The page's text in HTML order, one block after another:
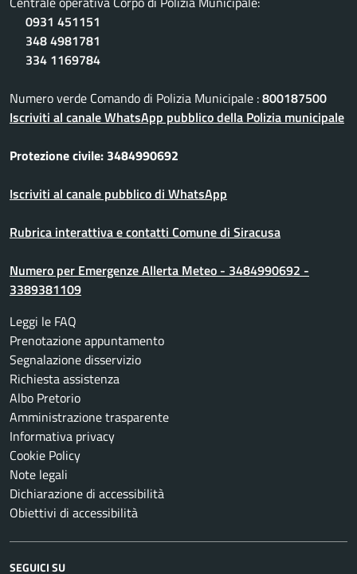
0931 451151
348 4981781
334 1169784
Numero verde Comando di Polizia Municipale :800187500
Iscriviti al canale WhatsApp pubblico della Polizia municipale
Protezione civile: 3484990692
Iscriviti al canale pubblico di WhatsApp
Rubrica interattiva e contatti Comune di Siracusa
Numero per Emergenze Allerta Meteo - 3484990692 -
3389381109
Leggi le FAQ
Prenotazione appuntamento
Segnalazione disservizio
Richiesta assistenza
Albo Pretorio
Amministrazione trasparente
Informativa privacy
Cookie Policy
Note legali
Dichiarazione di accessibilità
Obiettivi di accessibilità
SEGUICI SU